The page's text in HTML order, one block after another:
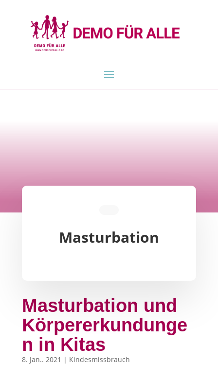
Masturbation
Masturbation und
Körpererkundunge
n in Kitas
8. Jan.. 2021 | Kindesmissbrauch